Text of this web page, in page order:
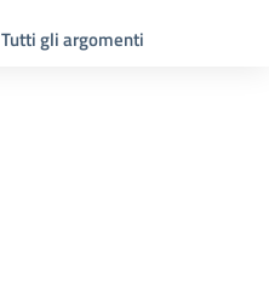
Tutti gli argomenti